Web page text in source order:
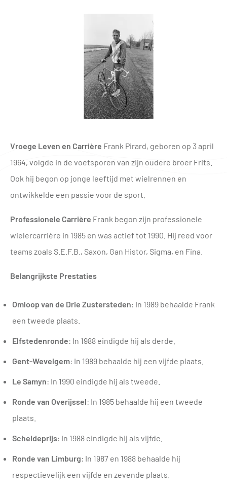
Vroege Leven en Carrière Frank Pirard, geboren op 3 april
1964, volgde in de voetsporen van zijn oudere broer Frits.
Ook hij begon op jonge leeftijd met wielrennen en
ontwikkelde een passie voor de sport.
Professionele Carrière Frank begon zijn professionele
wielercarrière in 1985 en was actief tot 1990. Hij reed voor
teams zoals S.E.F.B., Saxon, Gan Histor, Sigma, en Fina.
Belangrijkste Prestaties
Omloop van de Drie Zustersteden: In 1989 behaalde Frank
een tweede plaats.
Elfstedenronde: In 1988 eindigde hij als derde.
Gent-Wevelgem: In 1989 behaalde hij een vijfde plaats.
Le Samyn: In 1990 eindigde hij als tweede.
Ronde van Overijssel: In 1985 behaalde hij een tweede
plaats.
Scheldeprijs: In 1988 eindigde hij als vijfde.
Ronde van Limburg: In 1987 en 1988 behaalde hij
respectievelijk een vijfde en zevende plaats.